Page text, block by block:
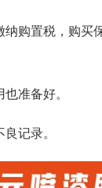
购置税，购买
准备好。
记录。